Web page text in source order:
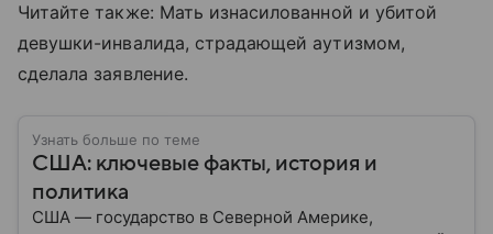
Читайте также: Мать изнасилованной и убитой
девушки-инвалида, страдающей аутизмом,
сделала заявление.
Узнать больше по теме
США: ключевые факты, история и
политика
США — государство в Северной Америке,